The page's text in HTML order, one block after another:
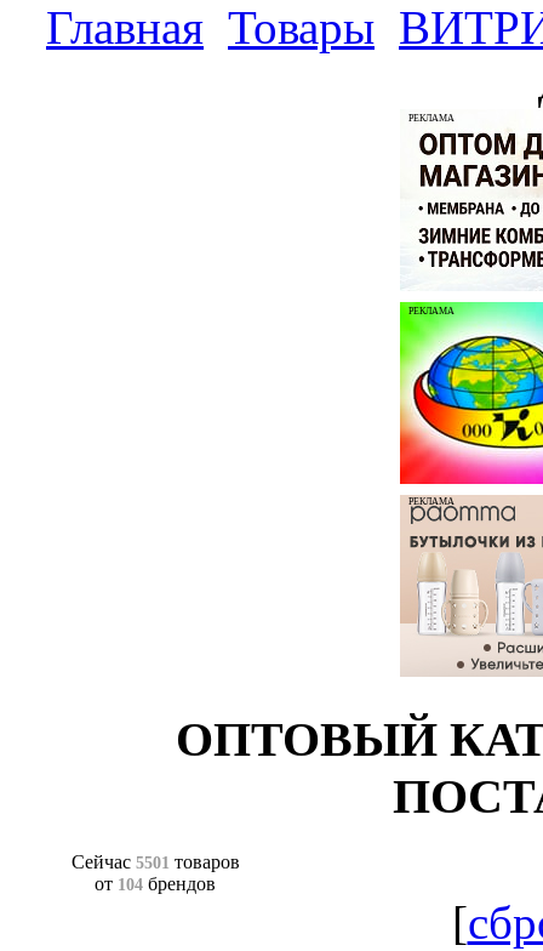
Главная Товары
РЕКЛАМА
РЕКЛАМА
РЕКЛАМА
ОПТОВЫЙ
Сейчас 5501 товаров
от 104 брендов
[